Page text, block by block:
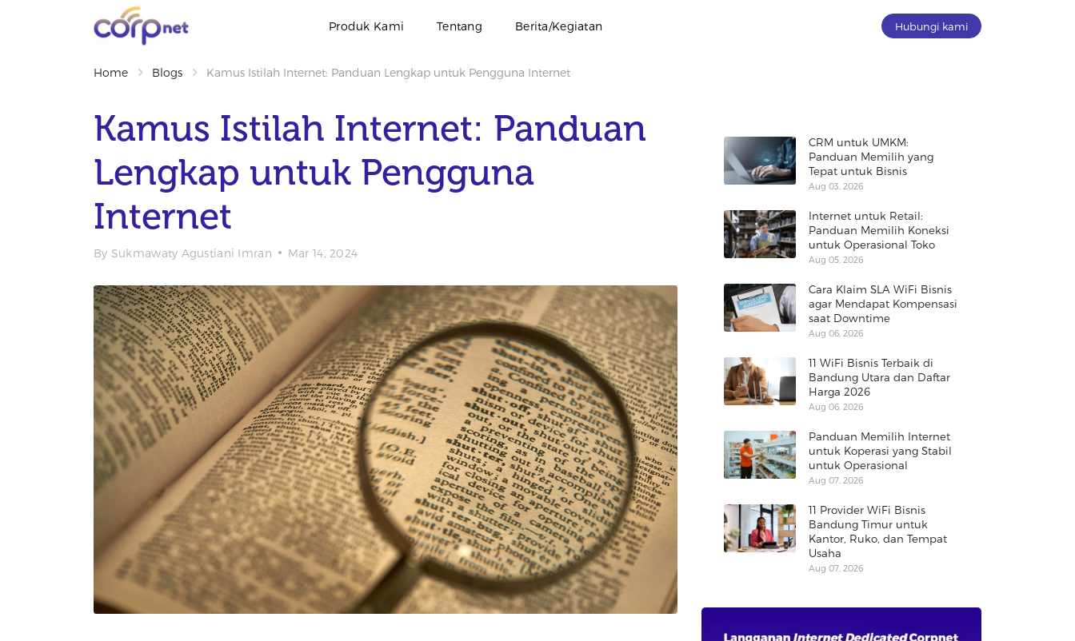
Produk Kami Tentang Berita/Kegiatan Hubungi kami
Home Blogs Kamus Istilah Internet: Panduan Lengkap untuk Pengguna Internet
Kamus Istilah Internet: Panduan
Lengkap untuk Pengguna
Internet
By Sukmawaty Agustiani Imran Mar 14, 2024
CRM untuk UMKM:
Panduan Memilih yang
Tepat untuk Bisnis
Aug 03, 2026
Internet untuk Retail:
Panduan Memilih Koneksi
untuk Operasional Toko
Aug 05, 2026
Cara Klaim SLA WiFi Bisnis
agar Mendapat Kompensasi
saat Downtime
Aug 06, 2026
11 WiFi Bisnis Terbaik di
Bandung Utara dan Daftar
Harga 2026
Aug 06, 2026
Panduan Memilih Internet
untuk Koperasi yang Stabil
untuk Operasional
Aug 07, 2026
11 Provider WiFi Bisnis
Bandung Timur untuk
Kantor, Ruko, dan Tempat
Usaha
Aug 07, 2026